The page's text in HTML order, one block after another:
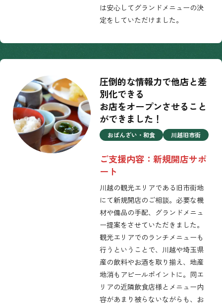
は安心してグランドメニューの決
定をしていただけました。
圧倒的な情報力で他店と差
別化できる
お店をオープンさせること
ができました！
おばんざい・和食 川越旧市街
ご支援内容：新規開店サポ
ート
川越の観光エリアである旧市街地
にて新規開店のご相談。必要な機
材や備品の手配、グランドメニュ
ー提案をさせていただきました。
観光エリアでのランチメニューも
行うということで、川越や埼玉県
産の飲料やお酒を取り揃え、地産
地消もアピールポイントに。同エ
リアの近隣飲食店様とメニュー内
容があまり被らないながらも、お